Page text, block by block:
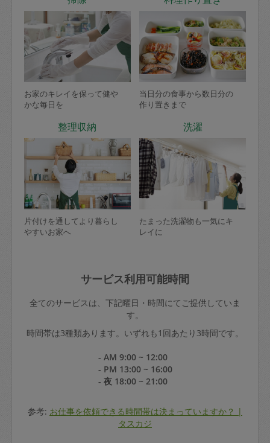
お家のキレイを保って健や
かな毎日を
当日分の食事から数日分の
作り置きまで
整理収納
片付けを通してより暮らし
やすいお家へ
洗濯
たまった洗濯物も一気にキ
レイに
サービス利用可能時間
全てのサービスは、下記曜日・時間にてご提供していま
す。
時間帯は3種類あります。いずれも1回あたり3時間です。
- AM 9:00 ~ 12:00
- PM 13:00 ~ 16:00
- 夜 18:00 ~ 21:00
参考: お仕事を依頼できる時間帯は決まっていますか？ |
タスカジ